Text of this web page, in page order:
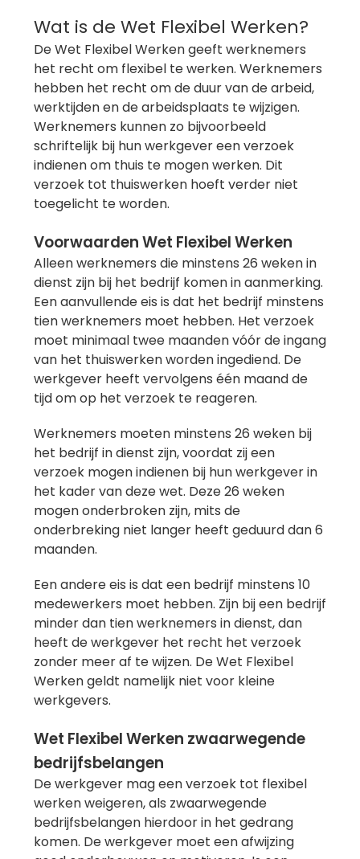
Wat is de Wet Flexibel Werken?
De Wet Flexibel Werken geeft werknemers
het recht om flexibel te werken. Werknemers
hebben het recht om de duur van de arbeid,
werktijden en de arbeidsplaats te wijzigen.
Werknemers kunnen zo bijvoorbeeld
schriftelijk bij hun werkgever een verzoek
indienen om thuis te mogen werken. Dit
verzoek tot thuiswerken hoeft verder niet
toegelicht te worden.
Voorwaarden Wet Flexibel Werken
Alleen werknemers die minstens 26 weken in
dienst zijn bij het bedrijf komen in aanmerking.
Een aanvullende eis is dat het bedrijf minstens
tien werknemers moet hebben. Het verzoek
moet minimaal twee maanden vóór de ingang
van het thuiswerken worden ingediend. De
werkgever heeft vervolgens één maand de
tijd om op het verzoek te reageren.
Werknemers moeten minstens 26 weken bij
het bedrijf in dienst zijn, voordat zij een
verzoek mogen indienen bij hun werkgever in
het kader van deze wet. Deze 26 weken
mogen onderbroken zijn, mits de
onderbreking niet langer heeft geduurd dan 6
maanden.
Een andere eis is dat een bedrijf minstens 10
medewerkers moet hebben. Zijn bij een bedrijf
minder dan tien werknemers in dienst, dan
heeft de werkgever het recht het verzoek
zonder meer af te wijzen. De Wet Flexibel
Werken geldt namelijk niet voor kleine
werkgevers.
Wet Flexibel Werken zwaarwegende
bedrijfsbelangen
De werkgever mag een verzoek tot flexibel
werken weigeren, als zwaarwegende
bedrijfsbelangen hierdoor in het gedrang
komen. De werkgever moet een afwijzing